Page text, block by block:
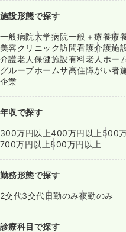
施設形態で探す
一般病院大学病院一般＋療養療
美容クリニック訪問看護介護施
介護老人保健施設有料老人ホー
グループホームサ高住障がい者
企業
年収で探す
300万円以上400万円以上 500
700万円以上800万円以上
勤務形態で探す
2交代3交代日勤のみ夜勤のみ
診療科目で探す